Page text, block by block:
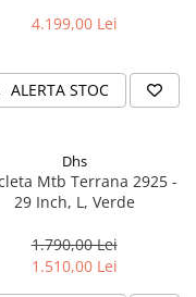
4.199,00 Lei
ALERTA STOC
Dhs
Mtb Terrana 2925 -
29 Inch, L, Verde
1.790,00 Lei
1.510,00 Lei